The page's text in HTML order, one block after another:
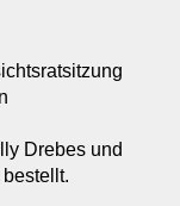
Drebes und